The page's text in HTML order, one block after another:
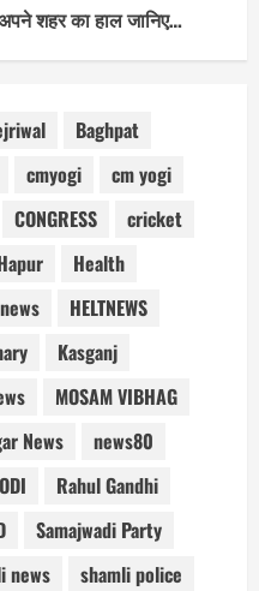
शहर का हाल जानिए…
Baghpat
cmyogi
cm yogi
CONGRESS
cricket
Health
HELTNEWS
Kasganj
MOSAM VIBHAG
News
news80
Rahul Gandhi
Samajwadi Party
news
shamli police